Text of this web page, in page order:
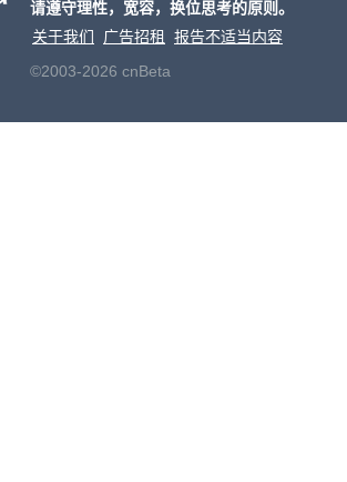
请遵守理性，宽容，换位思考的原则。
关于我们
广告招租
报告不适当内容
©2003-2026 cnBeta